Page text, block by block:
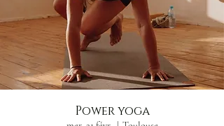
Power yoga